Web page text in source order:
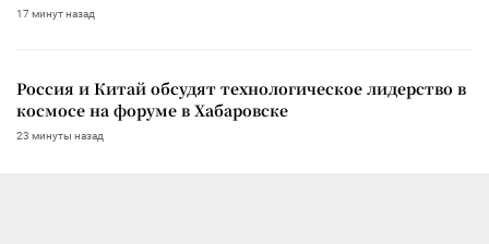
17 минут назад
Россия и Китай обсудят технологическое лидерство в
космосе на форуме в Хабаровске
23 минуты назад